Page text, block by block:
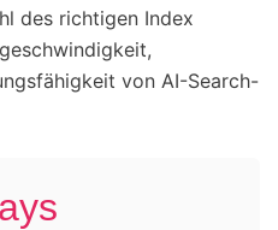
des richtigen Index
von AI-Search-